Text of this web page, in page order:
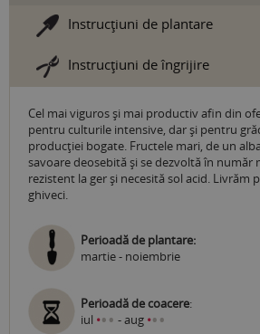
Instrucţiuni de plantare
Instrucţiuni de îngrijire
Cel mai viguros şi mai productiv afin din
pentru culturile intensive, dar şi pentru
producţiei bogate. Fructele mari, de un
savoare deosebită şi se dezvoltă în număr
rezistent la ger şi necesită sol acid. Livrăm
ghiveci.
Perioadă de plantare:
martie - noiembrie
Perioadă de coacere:
iul ••• - aug •••